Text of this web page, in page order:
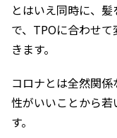
とはいえ同時に、
で、TPOに合わせ
きます。
コロナとは全然関
性がいいことから
す。